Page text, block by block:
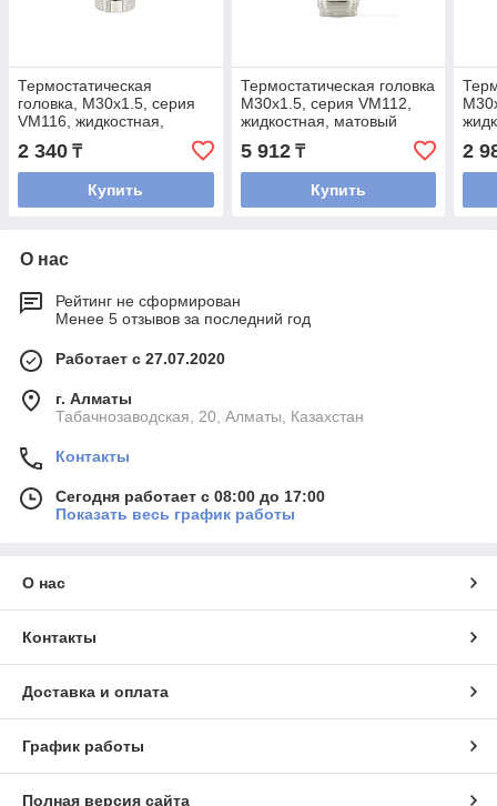
Термостатическая
головка, M30х1.5, серия
VM116, жидкостная,
белая, Varmega
2 340 ₸
Купить
Термостатическая головка
M30х1.5, серия VM112,
жидкостная, матовый
никель, Varmega
5 912₸
Купить
2
О нас
Рейтинг не сформирован
Менее 5 отзывов за последний год
Работает с 27.07.2020
г. Алматы
Табачнозаводская, 20, Алматы, Казахстан
Контакты
Сегодня работает с 08:00 до 17:00
Показать весь график работы
О нас
Контакты
Доставка и оплата
График работы
Полная версия сайта